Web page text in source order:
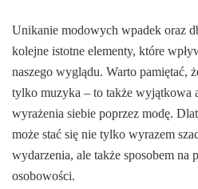
Unikanie modowych wpadek oraz
kolejne istotne elementy, które
naszego wyglądu. Warto pamiętać,
tylko muzyka – to także wyjątkowa
wyrażenia siebie poprzez modę.
może stać się nie tylko wyrazem
wydarzenia, ale także sposobem na
osobowości.